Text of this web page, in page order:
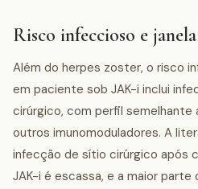
Risco infeccioso e
Além do herpes zoster, o risco
em paciente sob JAK-i inclui
cirúrgico, com perfil semelhante
outros imunomoduladores. A
infecção de sítio cirúrgico após
JAK-i é escassa, e a maior